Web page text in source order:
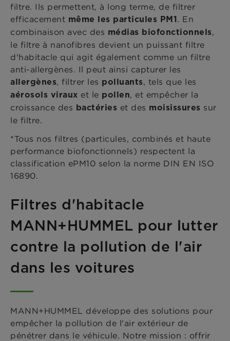
filtre. Ils permettent, à long terme, de filtrer
efficacement même les particules PM1. En
combinaison avec des médias biofonctionnels,
le filtre à nanofibres devient un puissant filtre
d'habitacle qui agit également comme un filtre
anti-allergènes. Il peut ainsi capturer les
allergènes, filtrer les polluants, tels que les
aérosols viraux et le pollen, et empêcher la
croissance des bactéries et des moisissures sur
le filtre.
*Tous nos filtres (particules, combinés et haute
performance biofonctionnels) respectent la
classification ePM10 selon la norme DIN EN ISO
16890.
Filtres d'habitacle
MANN+HUMMEL pour lutter
contre la pollution de l'air
dans les voitures
MANN+HUMMEL développe des solutions pour
empêcher la pollution de l'air extérieur de
pénétrer dans le véhicule. Notre mission : offrir